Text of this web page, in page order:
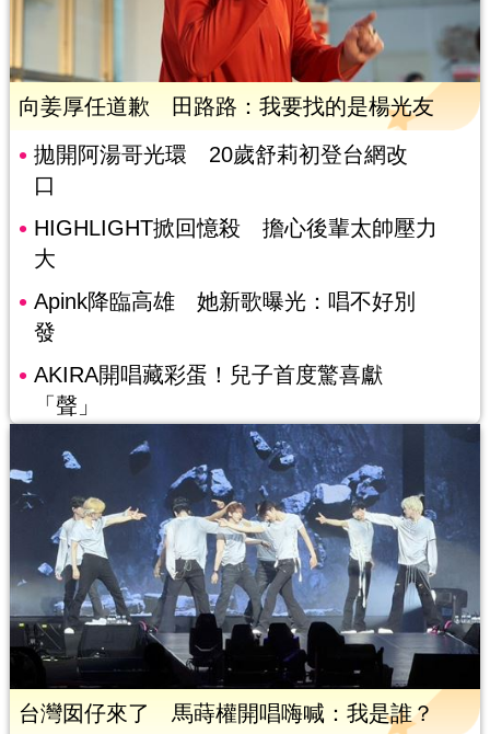
向姜厚任道歉 田路路：我要找的是楊光友
拋開阿湯哥光環 20歲舒莉初登台網改
口
HIGHLIGHT掀回憶殺 擔心後輩太帥壓力
大
Apink降臨高雄 她新歌曝光：唱不好別
發
AKIRA開唱藏彩蛋！兒子首度驚喜獻
「聲」
台灣囡仔來了 馬蒔權開唱嗨喊：我是誰？